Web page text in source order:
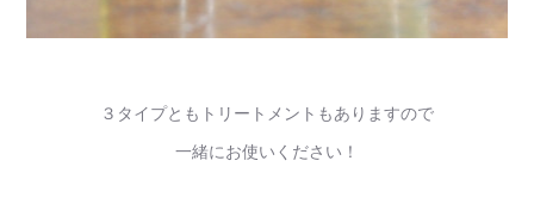
３タイプともトリートメントもありますので
一緒にお使いください！